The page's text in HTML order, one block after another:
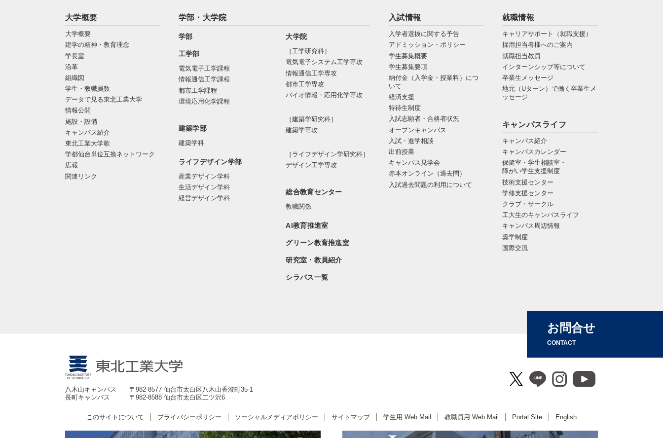
大学概要
大学概要
建学の精神・教育理念
学長室
沿革
組織図
学生・教職員数
データで見る東北工業大学
情報公開
施設・設備
キャンパス紹介
東北工業大学歌
学都仙台単位互換ネットワーク
広報
関連リンク
学部・大学院
学部
工学部
電気電子工学課程
情報通信工学課程
都市工学課程
環境応用化学課程
建築学部
建築学科
ライフデザイン学部
産業デザイン学科
生活デザイン学科
経営デザイン学科
大学院
［工学研究科］
電気電⼦システム⼯学専攻
情報通信⼯学専攻
都市⼯学専攻
バイオ情報・応⽤化学専攻
［建築学研究科］
建築学専攻
［ライフデザイン学研究科］
デザイン工学専攻
総合教育センター
教職関係
AI教育推進室
グリーン教育推進室
研究室・教員紹介
シラバス一覧
入試情報
入学者選抜に関する予告
アドミッション・ポリシー
学生募集概要
学生募集要項
納付金（入学金・授業料）につ
いて
経済支援
特待生制度
入試志願者・合格者状況
オープンキャンパス
入試・進学相談
出前授業
キャンパス見学会
赤本オンライン（過去問）
入試過去問題の利用について
就職情報
キャリアサポート（就職支援）
採用担当者様へのご案内
就職担当教員
インターンシップ等について
卒業生メッセージ
地元（Uターン）で働く卒業生メ
ッセージ
キャンパスライフ
キャンパス紹介
キャンパスカレンダー
保健室・学生相談室・
障がい学生支援制度
技術支援センター
学修支援センター
クラブ・サークル
工大生のキャンパスライフ
キャンパス周辺情報
奨学制度
国際交流
お問合せ
CONTACT
八木山キャンパス
〒982-8577 仙台市太白区八木山香澄町35-1
長町キャンパス
〒982-8588 仙台市太白区二ツ沢6
このサイトについて プライバシーポリシー ソーシャルメディアポリシー サイトマップ 学生用 Web Mail 教職員用 Web Mail Portal Site English